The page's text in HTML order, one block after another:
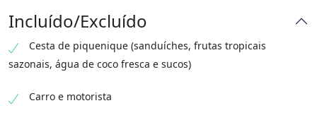
Incluído/Excluído
Cesta de piquenique (sanduíches, frutas tropicais
sazonais, água de coco fresca e sucos)
Carro e motorista